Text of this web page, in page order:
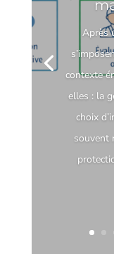
Après
contexte
elles : la
choix
souvent